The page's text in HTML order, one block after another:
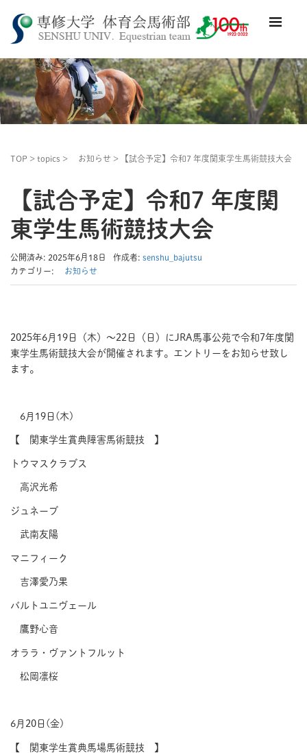
TOP > topics > お知らせ > 【試合予定】令和7 年度関東学生馬術競技大会
【試合予定】令和7 年度関
東学生馬術競技大会
公開済み: 2025年6月18日 作成者: senshu_bajutsu
カテゴリー:
お知らせ
2025年6 月 19 日（木）〜22 日（日）に JRA 馬事公苑で令和7年度関
東学生馬術競技大会が開催されます。エントリーをお知らせ致し
ます。
6月19日(木)
【 関東学生賞典障害馬術競技 】
トウマスクラブス
高沢光希
ジュネーブ
武南友陽
マニフィーク
吉澤愛乃果
バルトユニヴェール
鷹野心音
オララ・ヴァントフルット
松岡凛桜
6月20日(金)
【 関東学生賞典馬場馬術競技 】